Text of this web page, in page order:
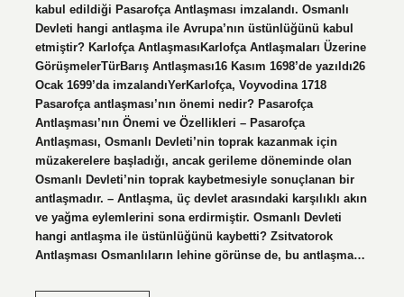
kabul edildiği Pasarofça Antlaşması imzalandı. Osmanlı
Devleti hangi antlaşma ile Avrupa’nın üstünlüğünü kabul
etmiştir? Karlofça AntlaşmasıKarlofça Antlaşmaları Üzerine
GörüşmelerTürBarış Antlaşması16 Kasım 1698’de yazıldı26
Ocak 1699’da imzalandıYerKarlofça, Voyvodina 1718
Pasarofça antlaşması’nın önemi nedir? Pasarofça
Antlaşması’nın Önemi ve Özellikleri – Pasarofça
Antlaşması, Osmanlı Devleti’nin toprak kazanmak için
müzakerelere başladığı, ancak gerileme döneminde olan
Osmanlı Devleti’nin toprak kaybetmesiyle sonuçlanan bir
antlaşmadır. – Antlaşma, üç devlet arasındaki karşılıklı akın
ve yağma eylemlerini sona erdirmiştir. Osmanlı Devleti
hangi antlaşma ile üstünlüğünü kaybetti? Zsitvatorok
Antlaşması Osmanlıların lehine görünse de, bu antlaşma…